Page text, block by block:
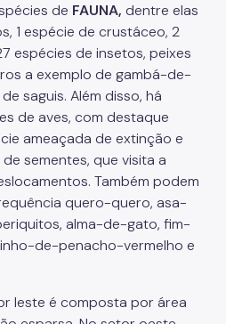
de FAUNA, dentre elas
1 espécie de crustáceo, 2
espécies de insetos, peixes
a exemplo de gambá-de-
saguis. Além disso, há
de aves, com destaque
ameaçada de extinção e
sementes, que visita a
Também podem
quero-quero, asa-
alma-de-gato, fim-
de-penacho-vermelho e
leste é composta por área